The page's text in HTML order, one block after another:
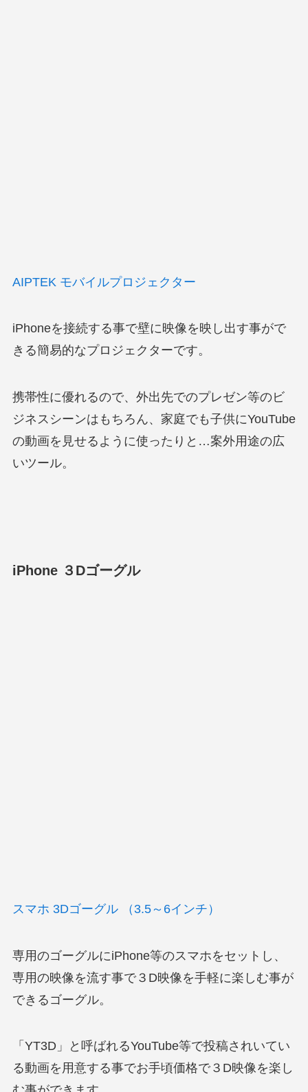
AIPTEK モバイルプロジェクター
iPhoneを接続する事で壁に映像を映し出す事がで
きる簡易的なプロジェクターです。
携帯性に優れるので、外出先でのプレゼン等のビ
ジネスシーンはもちろん、家庭でも子供にYouTube
の動画を見せるように使ったりと…案外用途の広
いツール。
iPhone ３Dゴーグル
スマホ 3Dゴーグル （3.5～6インチ）
専用のゴーグルにiPhone等のスマホをセットし、
専用の映像を流す事で３D映像を手軽に楽しむ事が
できるゴーグル。
「YT3D」と呼ばれるYouTube等で投稿されいてい
る動画を用意する事でお手頃価格で３D映像を楽し